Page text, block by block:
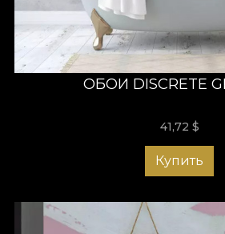
ОБОИ DISCRETE
41,72 $
Купить